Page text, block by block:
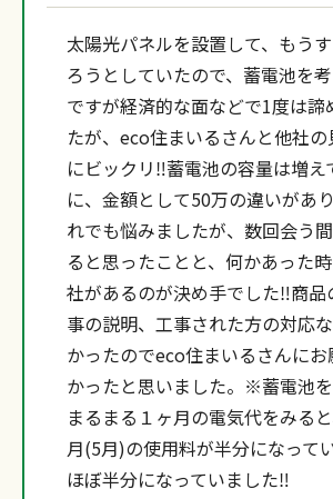
太陽光パネルを設置して、もう
ろうとしていたので、蓄電池を
ですが経済的な面などで1度は諦
たが、eco住まいるさんと他社
にビックリ‼蓄電池の容量は増え
に、金額として50万の違いがあ
れでも悩みましたが、数回会う
ると思ったことと、何かあった
社があるのが決め手でした‼商品
事の説明、工事された方の対応
かったのでeco住まいるさんにお
かったと思いました。※蓄電池を
まるまる１ヶ月の電気代をみる
月(5月)の使用料が半分になって
ほぼ半分になっていました‼